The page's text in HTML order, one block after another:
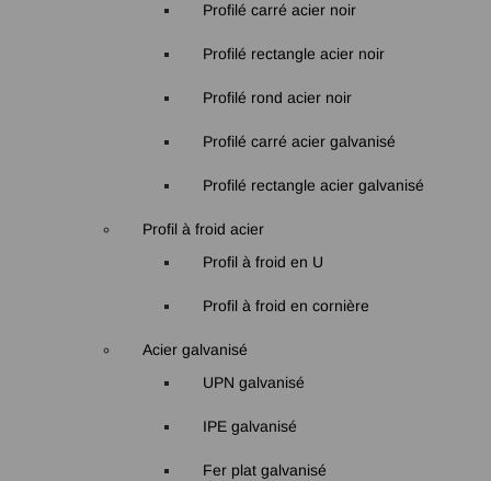
Profilé carré acier noir
Profilé rectangle acier noir
Profilé rond acier noir
Profilé carré acier galvanisé
Profilé rectangle acier galvanisé
Profil à froid acier
Profil à froid en U
Profil à froid en cornière
Acier galvanisé
UPN galvanisé
IPE galvanisé
Fer plat galvanisé